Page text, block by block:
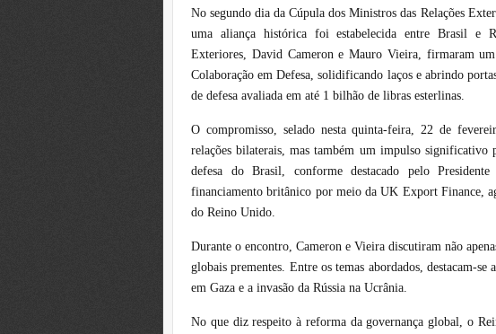
No segundo dia da Cúpula dos Ministros das Relações
uma aliança histórica foi estabelecida entre Brasil e
Exteriores, David Cameron e Mauro Vieira, firmaram
Colaboração em Defesa, solidificando laços e abrindo
de defesa avaliada em até 1 bilhão de libras esterlinas.
O compromisso, selado nesta quinta-feira, 22 de
relações bilaterais, mas também um impulso significativo
defesa do Brasil, conforme destacado pelo
financiamento britânico por meio da UK Export Finance,
do Reino Unido.
Durante o encontro, Cameron e Vieira discutiram não
globais prementes. Entre os temas abordados, destacam-
em Gaza e a invasão da Rússia na Ucrânia.
No que diz respeito à reforma da governança global, o